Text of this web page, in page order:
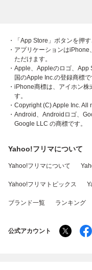
・「App Store」ボタンを押
・アプリケーションは
ただけます。
・Apple、Appleのロゴ、
国のApple Inc.の登録商標で
・iPhone商標は、アイホン
す。
・Copyright (C) Apple Inc. All
・Android、Androidロゴ、
Google LLC の商標です。
Yahoo!フリマについて
Yahoo!フリマについて
Yahoo!フリマトピックス
ブランド一覧 ランキング
公式アカウント